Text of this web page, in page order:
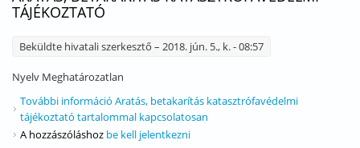
TÁJÉKOZTATÓ
Beküldte hivatali szerkesztő – 2018. jún. 5., k. - 08:57
Nyelv Meghatározatlan
További információ Aratás, betakarítás katasztrófavédelmi
tájékoztató tartalommal kapcsolatosan
A hozzászóláshoz be kell jelentkezni